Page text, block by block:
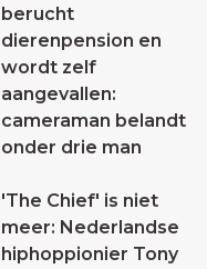
berucht
dierenpension en
wordt zelf
aangevallen:
cameraman belandt
onder drie man
'The Chief' is niet
meer: Nederlandse
hiphoppionier Tony